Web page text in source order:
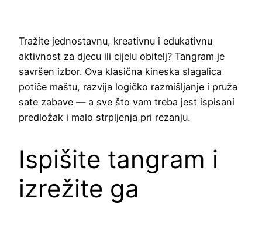
Tražite jednostavnu, kreativnu i edukativnu
aktivnost za djecu ili cijelu obitelj? Tangram je
savršen izbor. Ova klasična kineska slagalica
potiče maštu, razvija logičko razmišljanje i pruža
sate zabave — a sve što vam treba jest ispisani
predložak i malo strpljenja pri rezanju.
Ispišite tangram i
izrežite ga